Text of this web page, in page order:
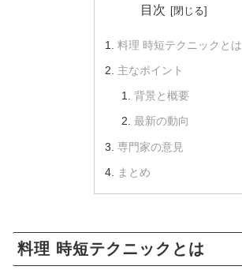
目次
料理 時短テクニックとは
主なポイント
背景と概要
最新の動向
専門家の意見
まとめ
料理 時短テクニックとは